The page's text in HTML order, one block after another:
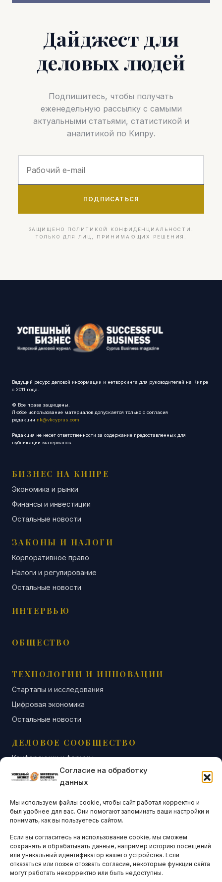
Согласие на обработку
данных
Мы используем файлы cookie, чтобы сайт работал корректно и
был удобнее для вас. Они помогают запоминать ваши настройки и
понимать, как вы пользуетесь сайтом.
Если вы согласитесь на использование cookie, мы сможем
сохранять и обрабатывать данные, например историю посещений
или уникальный идентификатор вашего устройства. Если
отказаться или позже отозвать согласие, некоторые функции сайта
могут работать некорректно или быть недоступны.
Дайджест для
деловых людей
Подпишитесь, чтобы получать
еженедельную рассылку с самыми
актуальными статьями, статистикой и
аналитикой по Кипру.
ПОДПИСАТЬСЯ
ЗАЩИЩЕНО ПОЛИТИКОЙ КОНФИДЕНЦИАЛЬНОСТИ.
ТОЛЬКО ДЛЯ ЛИЦ, ПРИНИМАЮЩИХ РЕШЕНИЯ.
Ведущий ресурс деловой информации и нетворкинга для руководителей на Кипре
с 2011 года.
© Все права защищены.
Любое использование материалов допускается только с согласия
редакции nk@vkcyprus.com
Редакция не несет ответственности за содержание предоставленных для
публикации материалов.
БИЗНЕС НА КИПРЕ
Экономика и рынки
Финансы и инвестиции
Остальные новости
ЗАКОНЫ И НАЛОГИ
Корпоративное право
Налоги и регулирование
Остальные новости
ИНТЕРВЬЮ
ОБЩЕСТВО
ТЕХНОЛОГИИ И ИННОВАЦИИ
Стартапы и исследования
Цифровая экономика
Остальные новости
ДЕЛОВОЕ СООБЩЕСТВО
Конференции и форумы
Бизнес-клубы и ассоциации
Остальные новости
АНАЛИТИКА И СТАТИСТИКА
ARTICLES IN ENGLISH
НАВИГАЦИЯ